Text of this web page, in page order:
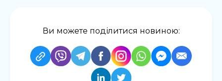
Ви можете поділитися новиною: